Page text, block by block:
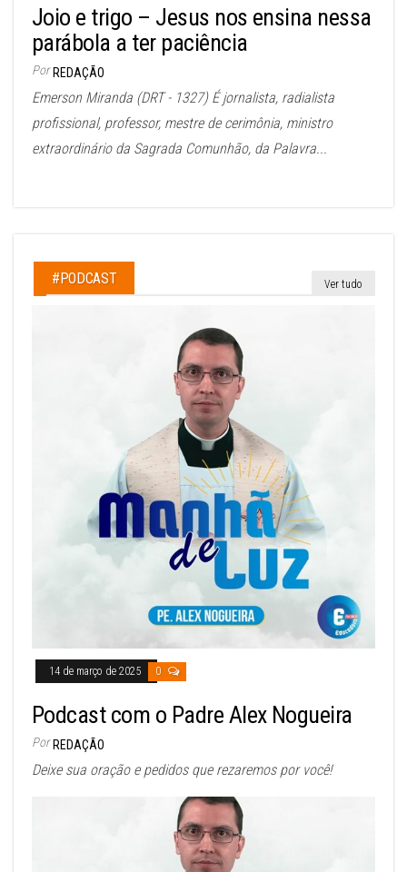
Joio e trigo – Jesus nos ensina nessa
parábola a ter paciência
Por REDAÇÃO
Emerson Miranda (DRT - 1327) É jornalista, radialista
profissional, professor, mestre de cerimônia, ministro
extraordinário da Sagrada Comunhão, da Palavra...
#PODCAST Ver tudo
14 de março de 2025 0
Podcast com o Padre Alex Nogueira
Por REDAÇÃO
Deixe sua oração e pedidos que rezaremos por você!